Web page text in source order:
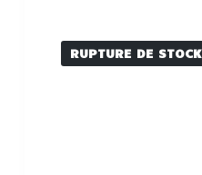
RUPTURE DE STOCK